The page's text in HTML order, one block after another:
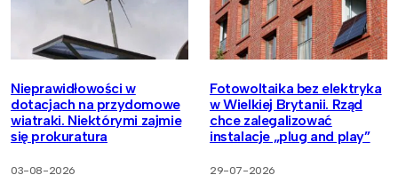
Nieprawidłowości w
dotacjach na przydomowe
wiatraki. Niektórymi zajmie
się prokuratura
03-08-2026
Fotowoltaika bez elektryka
w Wielkiej Brytanii. Rząd
chce zalegalizować
instalacje „plug and play”
29-07-2026